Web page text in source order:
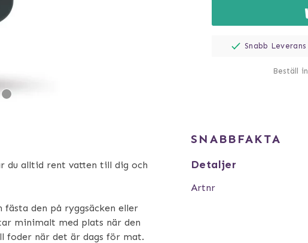
Snabb Leverans
Beställ
du alltid rent vatten till dig och
den på ryggsäcken eller
minimalt med plats när den
foder när det är dags för mat.
SNABBFAKTA
Detaljer
Artnr